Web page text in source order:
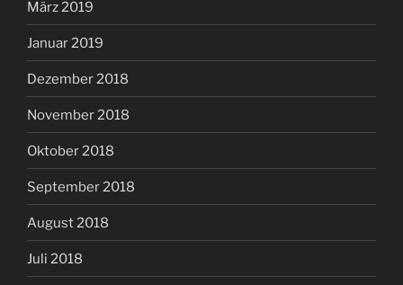
März 2019
Januar 2019
Dezember 2018
November 2018
Oktober 2018
September 2018
August 2018
Juli 2018